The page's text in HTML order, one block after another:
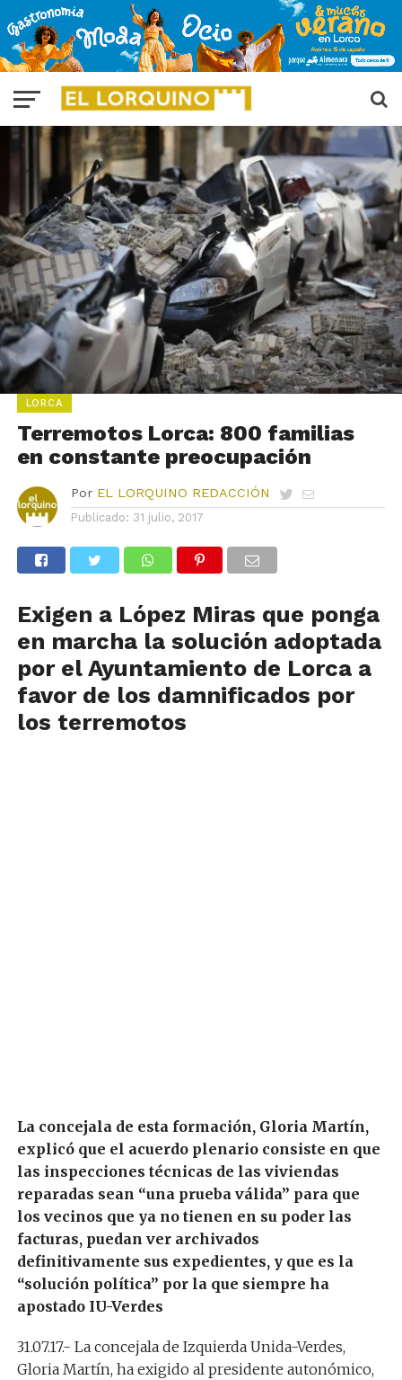
LORCA
Terremotos Lorca: 800 familias
en constante preocupación
Por EL LORQUINO REDACCIÓN
Publicado: 31 julio, 2017
Exigen a López Miras que ponga
en marcha la solución adoptada
por el Ayuntamiento de Lorca a
favor de los damnificados por
los terremotos
La concejala de esta formación, Gloria Martín,
explicó que el acuerdo plenario consiste en que
las inspecciones técnicas de las viviendas
reparadas sean “una prueba válida” para que
los vecinos que ya no tienen en su poder las
facturas, puedan ver archivados
definitivamente sus expedientes, y que es la
“solución política” por la que siempre ha
apostado IU-Verdes
31.07.17.- La concejala de Izquierda Unida-Verdes,
Gloria Martín, ha exigido al presidente autonómico,